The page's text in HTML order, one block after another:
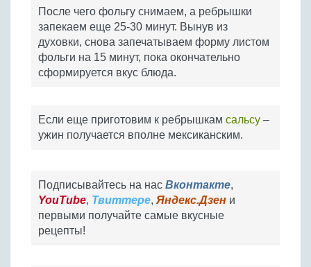
После чего фольгу снимаем, а ребрышки
запекаем еще 25-30 минут. Вынув из
духовки, снова запечатываем форму листом
фольги на 15 минут, пока окончательно
сформируется вкус блюда.
Если еще приготовим к ребрышкам сальсу –
ужин получается вполне мексиканским.
Подписывайтесь на нас Вконтакте,
YouTube, Твиттере, Яндекс.Дзен и
первыми получайте самые вкусные
рецепты!